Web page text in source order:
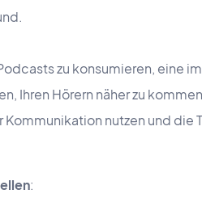
zu konsumieren, eine
Ihren Hörern näher zu
nutzen und die
: